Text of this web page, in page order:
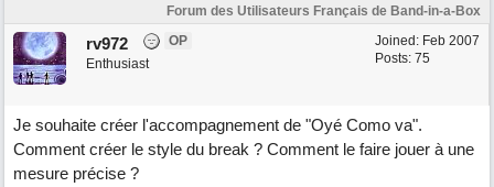
Forum des Utilisateurs Français de Band-in-a-Box
Joined: Feb 2007
Posts: 75
rv972
OP
Enthusiast
Je souhaite créer l'accompagnement de "Oyé Como va".
Comment créer le style du break ? Comment le faire jouer à une
mesure précise ?